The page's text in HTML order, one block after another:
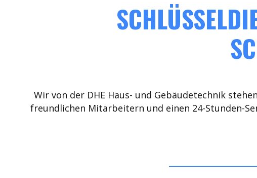
Wir von der DHE Haus- und Gebäudetechnik
freundlichen Mitarbeitern und einen 24-Stunden-